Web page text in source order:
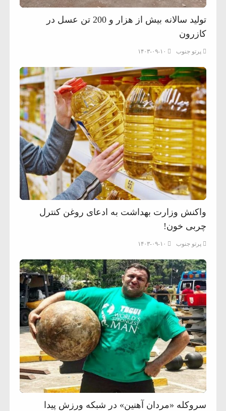
تولید سالانه بیش از هزار و 200 تن عسل در
کازرون
پرتو جنوب ۱۴۰۳-۰۹-۱۰
واکنش وزارت بهداشت به ادعای روغن‌ کنترل
چربی خون!
پرتو جنوب ۱۴۰۳-۰۹-۱۰
سروکله «مردان آهنین» در شبکه ورزش پیدا